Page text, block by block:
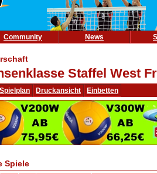
Community News
Staffel West
Spielplan Druckansicht Einbetten
Spiele